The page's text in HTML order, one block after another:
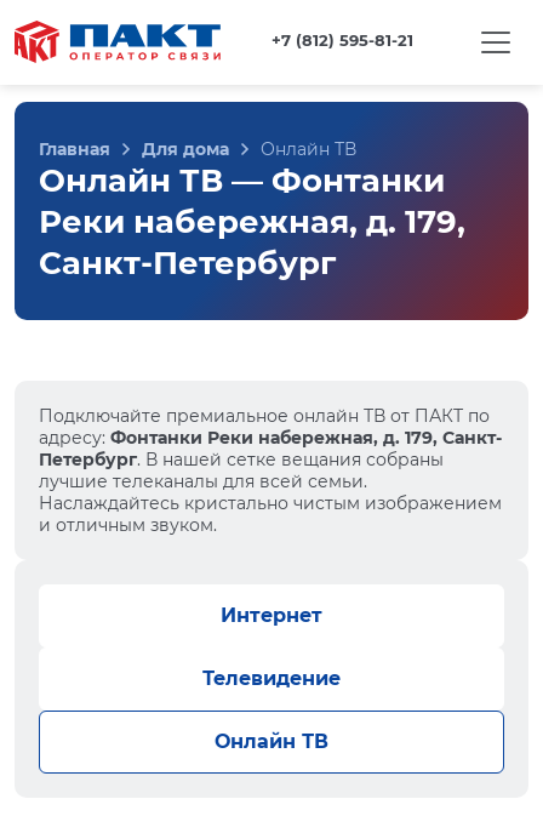
+7 (812) 595-81-21
Главная Для дома Онлайн ТВ
Онлайн ТВ — Фонтанки
Реки набережная, д. 179,
Санкт-Петербург
Подключайте премиальное онлайн ТВ от ПАКТ по
адресу: Фонтанки Реки набережная, д. 179, Санкт-
Петербург. В нашей сетке вещания собраны
лучшие телеканалы для всей семьи.
Наслаждайтесь кристально чистым изображением
и отличным звуком.
Интернет
Телевидение
Онлайн ТВ